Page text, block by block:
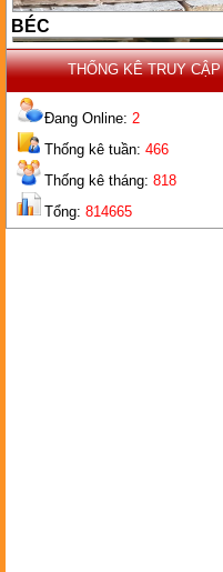
BÉC
2 LỖ
THỐNG KÊ TRUY CẬP
Đang Online:2
Thống kê tuần:466
Thống kê tháng:818
Tổng:814665